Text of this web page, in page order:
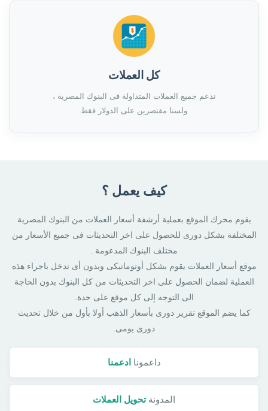
كل العملات
ندعم جميع العملات المتداولة فى البنوك المصرية ،
ولسنا مقتصرين على الدولار فقط
كيف يعمل ؟
يقوم محرك الموقع بعملية أرشفة أسعار العملات من البنوك المصرية
المختلفة بشكل دورى للحصول على اخر التحديثات فى جميع الأسعار من
مختلف البنوك المدعومة .
موقع أسعار العملات يقوم بشكل أوتوماتيكى وبدون أى تدخل باجراء هذه
العملية لضمان الحصول على اخر التحديثات من كل البنوك بدون الحاجة
الى التوجه إلى كل موقع على حدة.
كما يضم الموقع تقرير دورى بأسعار الذهب أولا بأول من خلال تحديث
دورى يومى.
داعمونا ادعمنا
المدونةتحويل العملات